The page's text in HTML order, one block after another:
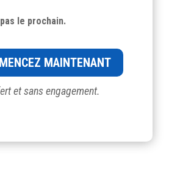
le prochain.
MAINTENANT
et sans engagement.